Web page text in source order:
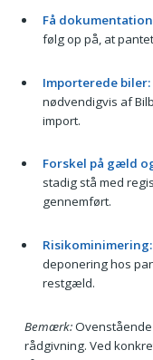
Få
følg op på, at
Importerede biler:
nødvendigvis af
import.
Forskel på gæld
stadig stå med
gennemført.
Risikominimering:
deponering hos
restgæld.
Bemærk:Ovenstående
rådgivning. Ved